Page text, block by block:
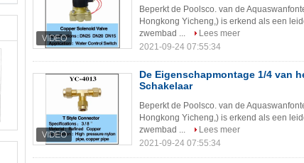
Beperkt de Poolsco. van de
Hongkong Yicheng,) is erkend als een
zwembad ...
Lees meer
2021-09-24 07:55:34
De Eigenschapmontage 1/4 van
Schakelaar
Beperkt de Poolsco. van de
Hongkong Yicheng,) is erkend als een
zwembad ...
Lees meer
2021-09-24 07:55:34